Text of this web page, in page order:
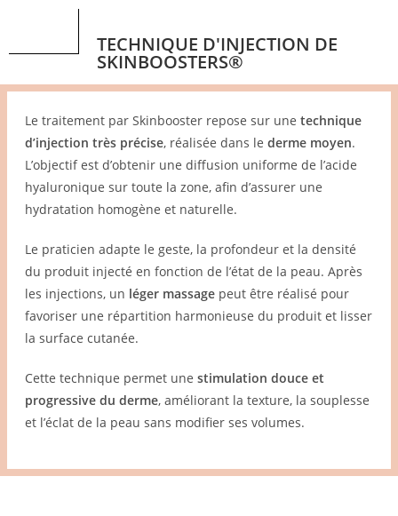
TECHNIQUE D'INJECTION DE
SKINBOOSTERS®
Le traitement par Skinbooster repose sur une technique
d’injection très précise, réalisée dans le derme moyen.
L’objectif est d’obtenir une diffusion uniforme de l’acide
hyaluronique sur toute la zone, afin d’assurer une
hydratation homogène et naturelle.
Le praticien adapte le geste, la profondeur et la densité
du produit injecté en fonction de l’état de la peau. Après
les injections, un léger massage peut être réalisé pour
favoriser une répartition harmonieuse du produit et lisser
la surface cutanée.
Cette technique permet une stimulation douce et
progressive du derme, améliorant la texture, la souplesse
et l’éclat de la peau sans modifier ses volumes.